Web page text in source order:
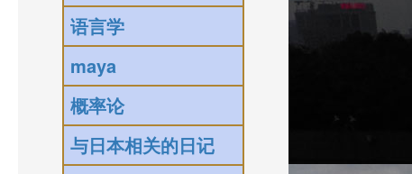
语言学
maya
概率论
与日本相关的日记